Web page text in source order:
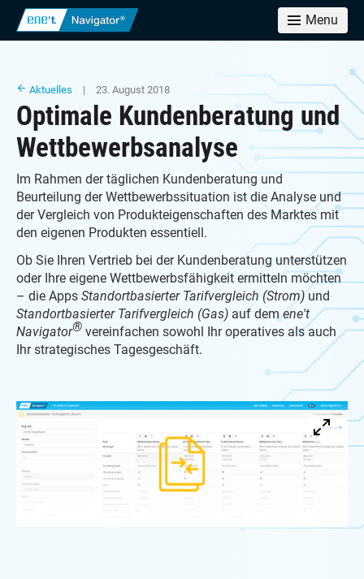
Menu
Aktuelles | 23. August 2018
Optimale Kundenberatung und
Wettbewerbsanalyse
Im Rahmen der täglichen Kundenberatung und
Beurteilung der Wettbewerbssituation ist die Analyse und
der Vergleich von Produkteigenschaften des Marktes mit
den eigenen Produkten essentiell.
Ob Sie Ihren Vertrieb bei der Kundenberatung unterstützen
oder Ihre eigene Wettbewerbsfähigkeit ermitteln möchten
– die Apps Standortbasierter Tarifvergleich (Strom)und
Standortbasierter Tarifvergleich (Gas) auf demene't
Navigator® vereinfachen sowohl Ihr operatives als auch
Ihr strategisches Tagesgeschäft.